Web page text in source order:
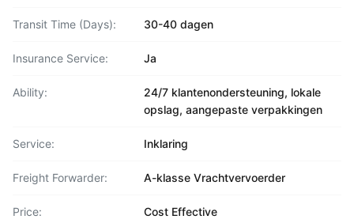
Transit Time (Days): 30-40 dagen
Insurance Service: Ja
Ability:
24/7 klantenondersteuning, lokale
opslag, aangepaste verpakkingen
Service: Inklaring
Freight Forwarder: A-klasse Vrachtvervoerder
Price: Cost Effective